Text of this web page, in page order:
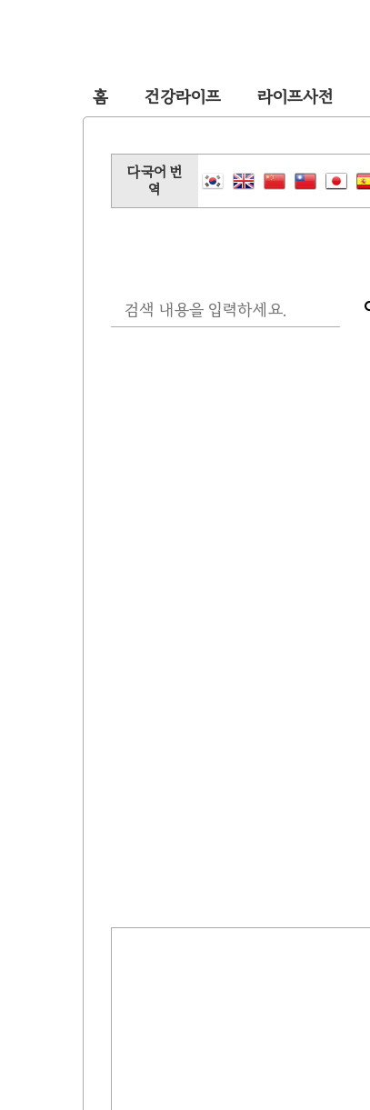
홈 건강라이프 라이프사전
다국어 번
역